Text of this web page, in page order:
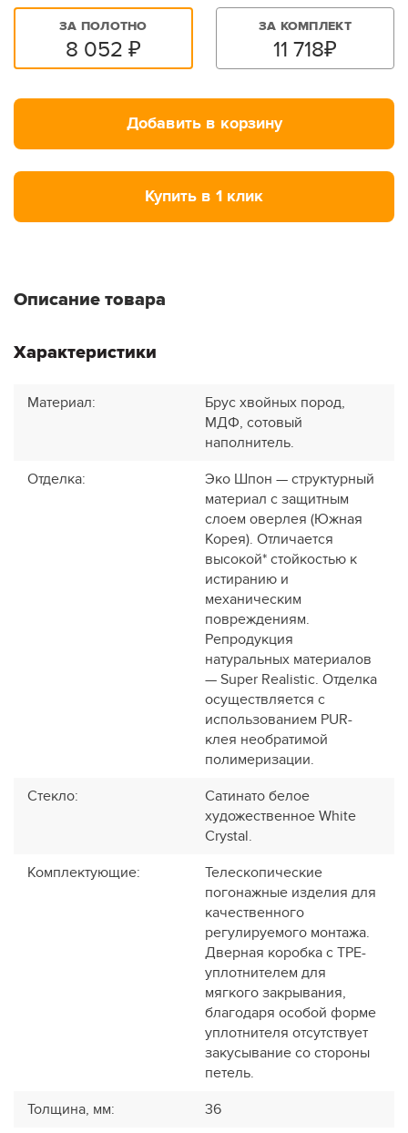
ЗА ПОЛОТНО
8 052 ₽
ЗА КОМПЛЕКТ
11 718₽
Добавить в корзину
Купить в 1 клик
Описание товара
Характеристики
Материал:
Брус хвойных пород,
МДФ, сотовый
наполнитель.
Отделка:
Эко Шпон — структурный
материал с защитным
слоем оверлея (Южная
Корея). Отличается
высокой* стойкостью к
истиранию и
механическим
повреждениям.
Репродукция
натуральных материалов
— Super Realistic. Отделка
осуществляется с
использованием PUR-
клея необратимой
полимеризации.
Стекло:
Сатинато белое
художественное White
Сrystal.
Комплектующие:
Телескопические
погонажные изделия для
качественного
регулируемого монтажа.
Дверная коробка с TPE-
уплотнителем для
мягкого закрывания,
благодаря особой форме
уплотнителя отсутствует
закусывание со стороны
петель.
Толщина, мм: 36